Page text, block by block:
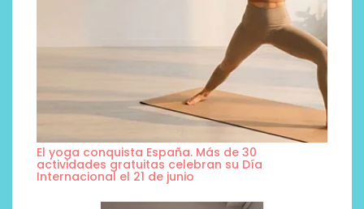
El yoga conquista España. Más de 30
actividades gratuitas celebran su Día
Internacional el 21 de junio